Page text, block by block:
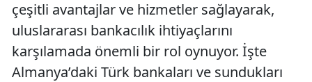
çeşitli avantajlar ve hizmetler sağlayarak,
uluslararası bankacılık ihtiyaçlarını
karşılamada önemli bir rol oynuyor. İşte
Almanya’daki Türk bankaları ve sundukları